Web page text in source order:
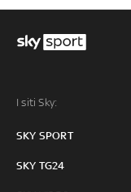
I siti Sky:
SKY SPORT
SKY TG24